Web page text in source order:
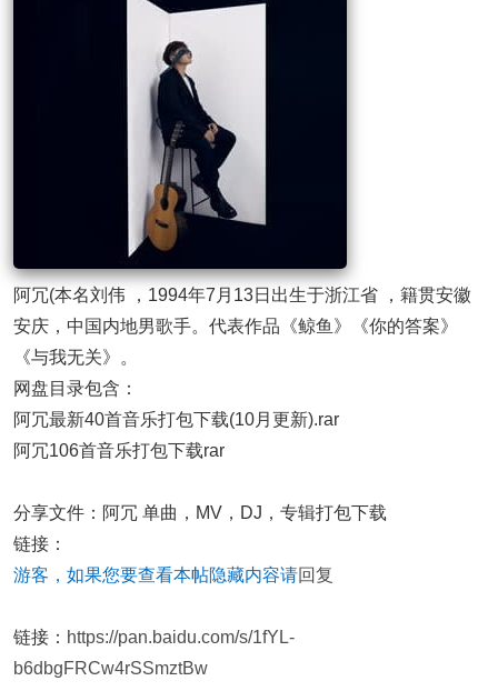
阿冗(本名刘伟 ，1994年7月13日出生于浙江省 ，籍贯安徽
安庆，中国内地男歌手。代表作品《鲸鱼》《你的答案》
《与我无关》。
网盘目录包含：
阿冗最新40首音乐打包下载(10月更新).rar
阿冗106首音乐打包下载rar
分享文件：阿冗 单曲，MV，DJ，专辑打包下载
链接：
游客，如果您要查看本帖隐藏内容请回复
链接： https://pan.baidu.com/s/1fYL-
b6dbgFRCw4rSSmztBw